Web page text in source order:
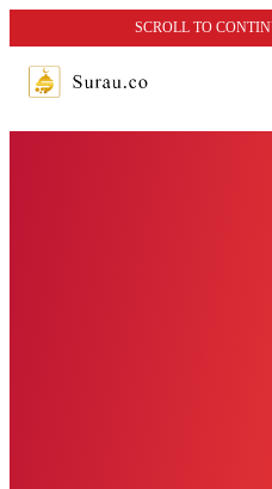
SCROLL TO